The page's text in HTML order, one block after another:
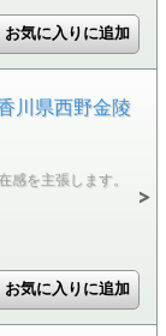
川県西野金陵
感を主張します。